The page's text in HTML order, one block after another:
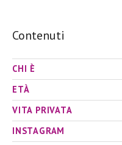
Contenuti
CHI È
ETÀ
VITA PRIVATA
INSTAGRAM